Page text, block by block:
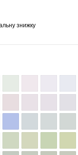
знижку